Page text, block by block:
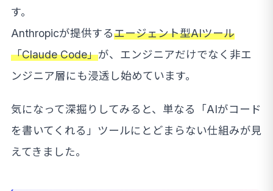
す。
Anthropicが提供するエージェント型AIツール
「Claude Code」が、エンジニアだけでなく非エ
ンジニア層にも浸透し始めています。
気になって深掘りしてみると、単なる「AIがコード
を書いてくれる」ツールにとどまらない仕組みが見
えてきました。